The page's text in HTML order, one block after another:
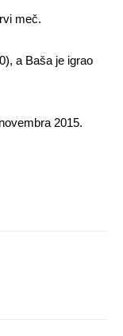
meč.
a Baša je igrao
2015.